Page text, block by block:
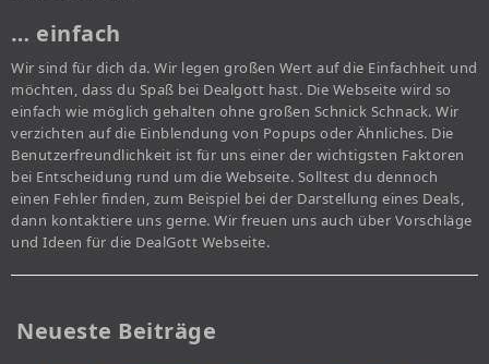
… einfach
Wir sind für dich da. Wir legen großen Wert auf die Einfachheit und
möchten, dass du Spaß bei Dealgott hast. Die Webseite wird so
einfach wie möglich gehalten ohne großen Schnick Schnack. Wir
verzichten auf die Einblendung von Popups oder Ähnliches. Die
Benutzerfreundlichkeit ist für uns einer der wichtigsten Faktoren
bei Entscheidung rund um die Webseite. Solltest du dennoch
einen Fehler finden, zum Beispiel bei der Darstellung eines Deals,
dann kontaktiere uns gerne. Wir freuen uns auch über Vorschläge
und Ideen für die DealGott Webseite.
Neueste Beiträge